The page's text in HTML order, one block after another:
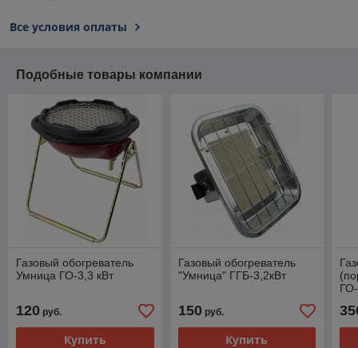
Все условия оплаты
Подобные товары компании
Газовый обогреватель
Умница ГО-3,3 кВт
120 руб.
Купить
Газовый обогреватель
"Умница" ГГБ-3,2кВт
150руб.
Купить